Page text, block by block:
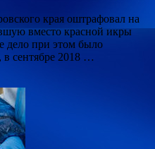
края оштрафовал на
вместо красной икры
дело при этом было
в сентябре 2018 …